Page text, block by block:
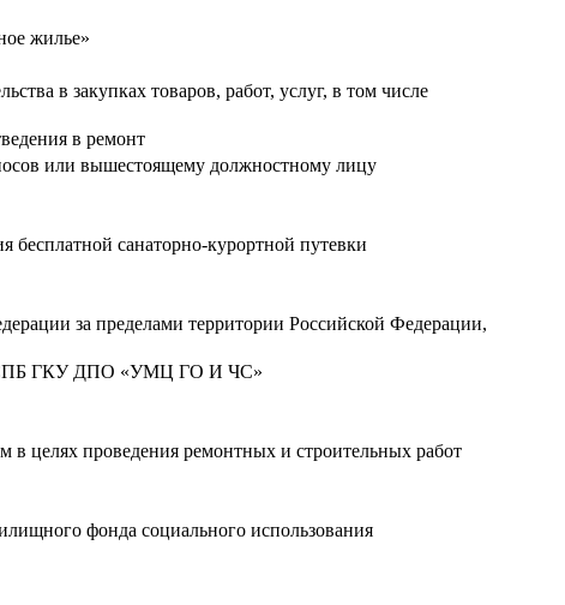
жилье»
в закупках товаров, работ, услуг, в том числе
в ремонт
или вышестоящему должностному лицу
бесплатной санаторно-курортной путевки
за пределами территории Российской Федерации,
СПБ ГКУ ДПО «УМЦ ГО И ЧС»
целях проведения ремонтных и строительных работ
фонда социального использования